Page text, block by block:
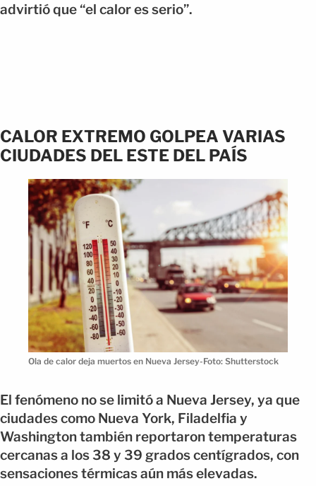
advirtió que “el calor es serio”.
CALOR EXTREMO GOLPEA VARIAS
CIUDADES DEL ESTE DEL PAÍS
Ola de calor deja muertos en Nueva Jersey-Foto: Shutterstock
El fenómeno no se limitó a Nueva Jersey, ya que
ciudades como Nueva York, Filadelfia y
Washington también reportaron temperaturas
cercanas a los 38 y 39 grados centígrados, con
sensaciones térmicas aún más elevadas.